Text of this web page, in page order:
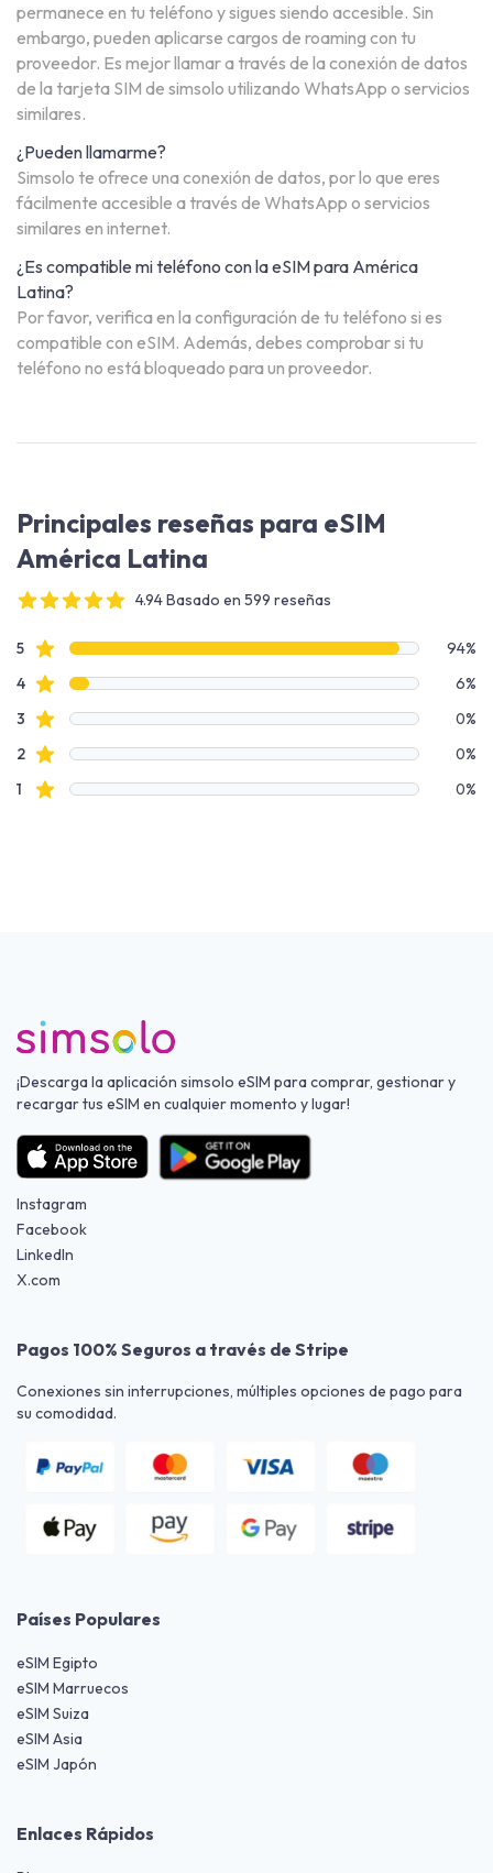
permanece en tu teléfono y sigues siendo accesible. Sin
embargo, pueden aplicarse cargos de roaming con tu
proveedor. Es mejor llamar a través de la conexión de datos
de la tarjeta SIM de simsolo utilizando WhatsApp o servicios
similares.
¿Pueden llamarme?
Simsolo te ofrece una conexión de datos, por lo que eres
fácilmente accesible a través de WhatsApp o servicios
similares en internet.
¿Es compatible mi teléfono con la eSIM para América
Latina?
Por favor, verifica en la configuración de tu teléfono si es
compatible con eSIM. Además, debes comprobar si tu
teléfono no está bloqueado para un proveedor.
Principales reseñas para eSIM
América Latina
4.94 Basado en 599 reseñas
Datos de reseñas
5reseñas de estrellas
94%
4reseñas de estrellas
6%
3 reseñas de estrellas
0%
2reseñas de estrellas
0%
1 reseñas de estrellas 0%
¡Descarga la aplicación simsolo eSIM para comprar, gestionar y
recargar tus eSIM en cualquier momento y lugar!
Instagram
Facebook
LinkedIn
X.com
Pagos 100% Seguros a través de Stripe
Conexiones sin interrupciones, múltiples opciones de pago para
su comodidad.
Países Populares
eSIM Egipto
eSIM Marruecos
eSIM Suiza
eSIM Asia
eSIM Japón
Enlaces Rápidos